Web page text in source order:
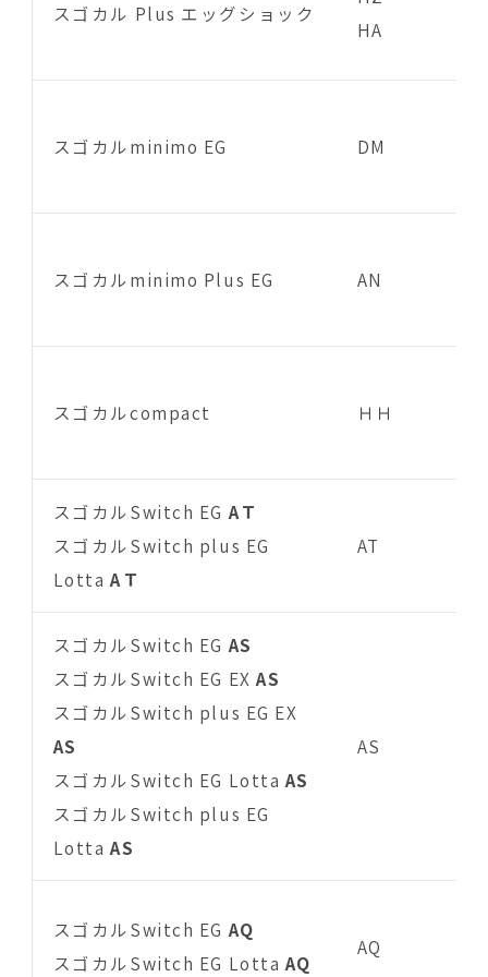
スゴカル Plus エッグショック
HA
スゴカルminimo EG DM
スゴカルminimo Plus EG AN
スゴカルcompact ＨＨ
スゴカルSwitch EG AＴ
スゴカルSwitch plus EG
LottaAＴ
AT
スゴカルSwitch EG AS
スゴカルSwitch EG EXAS
スゴカルSwitch plus EG EX
AS
スゴカルSwitch EG Lotta AS
スゴカルSwitch plus EG
LottaAS
AS
スゴカルSwitch EG AQ
スゴカルSwitch EG Lotta AQ
AQ